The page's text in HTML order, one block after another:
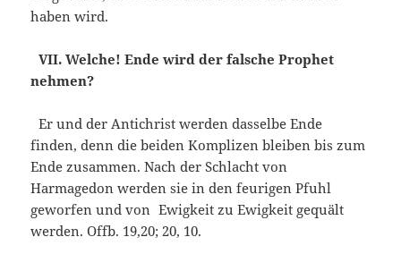
haben wird.
VII. Welche! Ende wird der falsche Prophet
nehmen?
Er und der Antichrist werden dasselbe Ende
finden, denn die beiden Komplizen bleiben bis zum
Ende zusammen. Nach der Schlacht von
Harmagedon werden sie in den feurigen Pfuhl
geworfen und von Ewigkeit zu Ewigkeit gequält
werden. Offb. 19,20; 20, 10.